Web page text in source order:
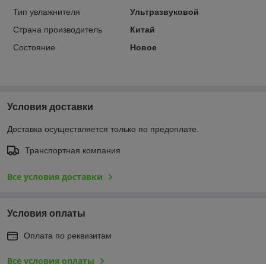
Тип увлажнителя
Ультразвуковой
Страна производитель
Китай
Состояние
Новое
Условия доставки
Доставка осуществляется только по предоплате.
Транспортная компания
Все условия доставки
Условия оплаты
Оплата по реквизитам
Все условия оплаты